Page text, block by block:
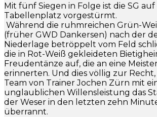
Mit fünf Siegen in Folge ist die SG
Tabellenplatz vorgestürmt.
Während die ruhmreichen Grün-
(früher GWD Dankersen) nach der
Niederlage betröppelt vom Feld
die in Rot-Weiß gekleideten
Freudentänze auf, die an eine
erinnerten. Und dies völlig zur
Team von Trainer Jochen Zürn mit
unglaublichen Willensleistung das
der Weser in den letzten zehn
überrannt.